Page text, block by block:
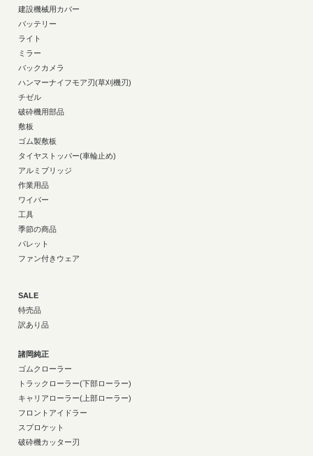
建設機械用カバー
バッテリー
ライト
ミラー
バックカメラ
ハンマーナイフモア刃(草刈機刃)
チゼル
破砕機用部品
敷板
ゴム製敷板
タイヤストッパー(車輪止め)
アルミブリッジ
作業用品
ワイパー
工具
季節の商品
パレット
ファン付きウェア
SALE
特売品
訳あり品
諸岡純正
ゴムクローラー
トラックローラー(下部ローラー)
キャリアローラー(上部ローラー)
フロントアイドラー
スプロケット
破砕機カッター刃